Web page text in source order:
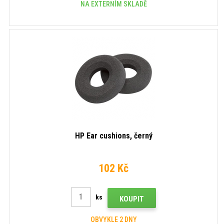
NA EXTERNÍM SKLADĚ
HP Ear cushions, černý
102 Kč
ks KOUPIT
OBVYKLE 2 DNY